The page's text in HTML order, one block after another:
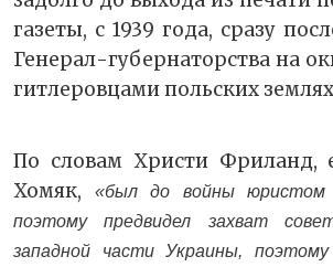
газеты, с 1939 года, сразу
Генерал-губернаторства на
гитлеровцами польских
По словам Христи Фриланд,
Хомяк,
«был до войны юристом
поэтому предвидел захват
западной части Украины,